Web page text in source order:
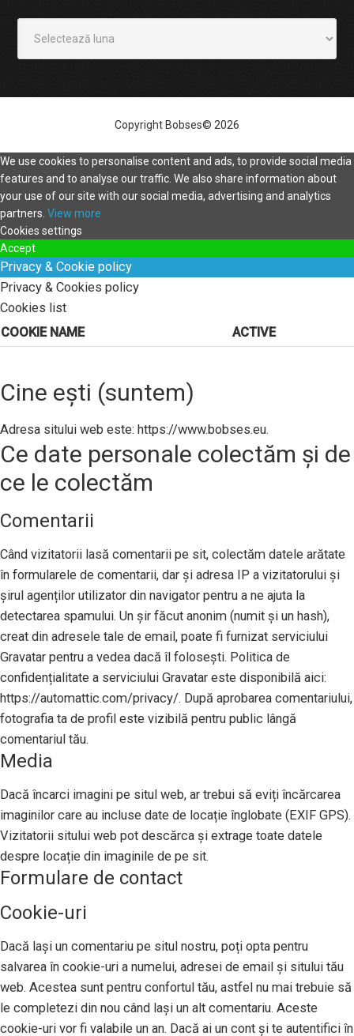
Copyright Bobses© 2026
We use cookies to personalise content and ads, to provide social media
features and to analyse our traffic. We also share information about
your use of our site with our social media, advertising and analytics
partners. View more
Cookies settings
Accept
Privacy & Cookie policy
Privacy & Cookies policy
Cookies list
COOKIE NAME
ACTIVE
Cine ești (suntem)
Adresa sitului web este: https://www.bobses.eu.
Ce date personale colectăm și de
ce le colectăm
Comentarii
Când vizitatorii lasă comentarii pe sit, colectăm datele arătate
în formularele de comentarii, dar și adresa IP a vizitatorului și
șirul agenților utilizator din navigator pentru a ne ajuta la
detectarea spamului. Un șir făcut anonim (numit și un hash),
creat din adresele tale de email, poate fi furnizat serviciului
Gravatar pentru a vedea dacă îl folosești. Politica de
confidențialitate a serviciului Gravatar este disponibilă aici:
https://automattic.com/privacy/. După aprobarea comentariului,
fotografia ta de profil este vizibilă pentru public lângă
comentariul tău.
Media
Dacă încarci imagini pe situl web, ar trebui să eviți încărcarea
imaginilor care au incluse date de locație înglobate (EXIF GPS).
Vizitatorii sitului web pot descărca și extrage toate datele
despre locație din imaginile de pe sit.
Formulare de contact
Cookie-uri
Dacă lași un comentariu pe situl nostru, poți opta pentru
salvarea în cookie-uri a numelui, adresei de email și sitului tău
web. Acestea sunt pentru confortul tău, astfel nu mai trebuie să
le completezi din nou când lași un alt comentariu. Aceste
cookie-uri vor fi valabile un an. Dacă ai un cont și te autentifici în